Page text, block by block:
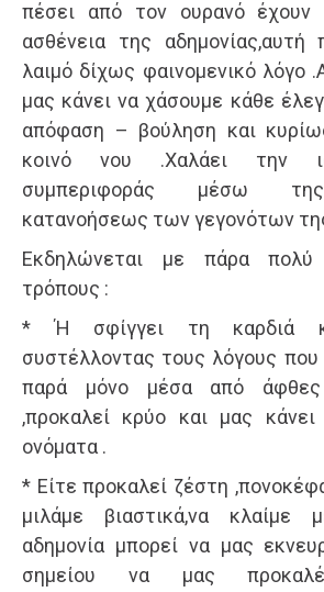
πέσει από τον ουρανό έχουν
ασθένεια της αδημονίας,αυτή
λαιμό δίχως φαινομενικό λόγο
μας κάνει να χάσουμε κάθε
απόφαση – βούληση και
κοινό νου .Χαλάει την
συμπεριφοράς μέσω
κατανοήσεως των γεγονότων
Εκδηλώνεται με πάρα πολύ
τρόπους :
* Ή σφίγγει τη καρδιά
συστέλλοντας τους λόγους που
παρά μόνο μέσα από
,προκαλεί κρύο και μας
ονόματα .
* Είτε προκαλεί ζέστη
μιλάμε βιαστικά,να
αδημονία μπορεί να μας
σημείου να μας